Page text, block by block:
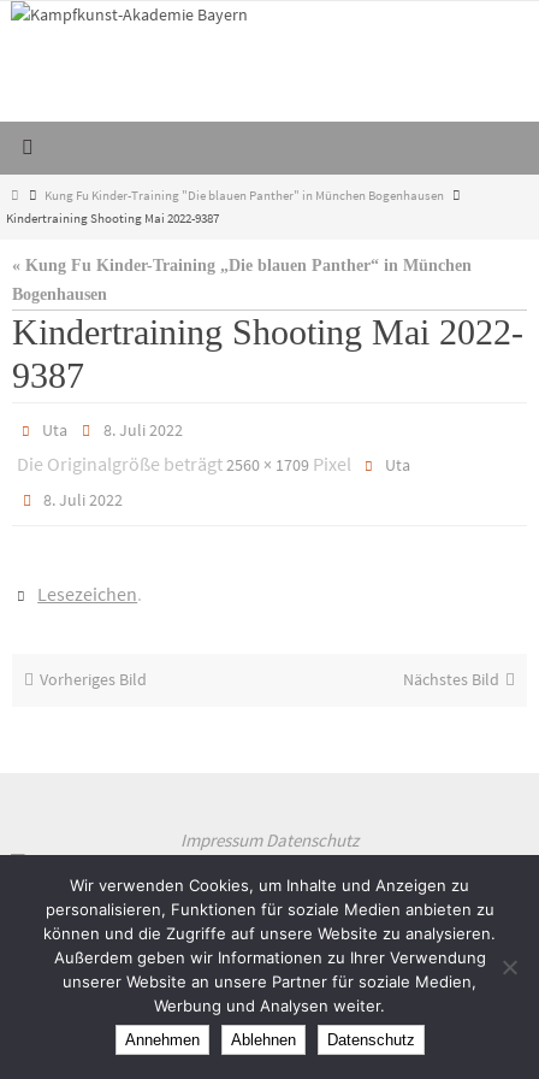
Zum
StartKung Fu Kinder-Training "Die blauen Panther" in München Bogenhausen
Kindertraining Shooting Mai 2022-9387
« Kung Fu Kinder-Training „Die blauen Panther“ in München
Bogenhausen
Kindertraining Shooting Mai 2022-
9387
Uta 8. Juli 2022
Die Originalgröße beträgt2560 × 1709 Pixel
Uta
8. Juli 2022
Lesezeichen.
Vorheriges Bild Nächstes Bild
Impressum Datenschutz
Theme created byDettmer Informatik
Präsentiert vonNirvana&WordPress.
Wir verwenden Cookies, um Inhalte und Anzeigen zu
personalisieren, Funktionen für soziale Medien anbieten zu
können und die Zugriffe auf unsere Website zu analysieren.
Außerdem geben wir Informationen zu Ihrer Verwendung
unserer Website an unsere Partner für soziale Medien,
Werbung und Analysen weiter.
Annehmen Ablehnen Datenschutz